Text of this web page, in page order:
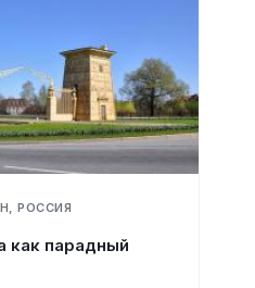
РОССИЯ
как парадный